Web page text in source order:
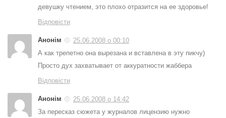
девушку чтением, это плохо отразится на ее здоровье!
Відповісти
Анонім
25.06.2008 о 00:10
А как трепетно она вырезана и вставлена в эту пикчу)
Просто дух захватывает от аккуратности жаббера
Відповісти
Анонім
25.06.2008 о 14:42
За пересказ сюжета у журналов лицензию нужно